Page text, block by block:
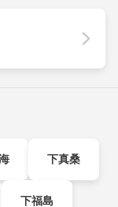
下真桑
下福島